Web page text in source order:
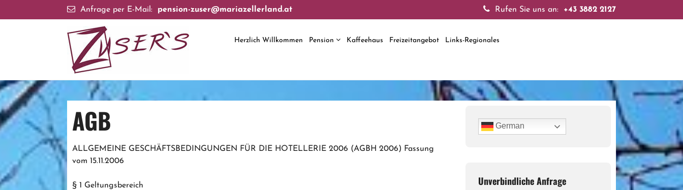
to
Anfrage per E-Mail: pension-zuser@mariazellerland.at Rufen Sie uns an: +43 3882 2127
Herzlich Willkommen Pension Kaffeehaus Freizeitangebot Links-Regionales
AGB
ALLGEMEINE GESCHÄFTSBEDINGUNGEN FÜR DIE HOTELLERIE 2006 (AGBH 2006) Fassung
vom 15.11.2006
§ 1 Geltungsbereich
German
Unverbindliche Anfrage